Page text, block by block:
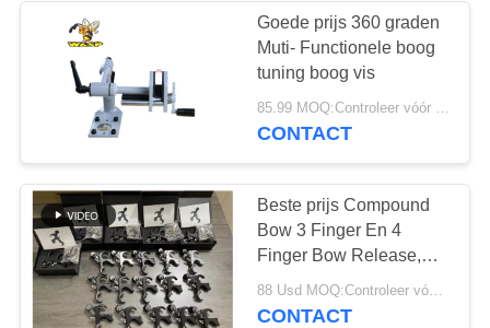
Pijlcomponenten
66
1
Goede prijs 360 graden
Muti- Functionele boog
tuning boog vis
CONTACT
Beste prijs Compound
Bow 3 Finger En 4
Finger Bow Release,
Compound Bow
Release
88 Usd MOQ:Controleer vóór gebruik of het product in goede staat verkeert. Niet gebruiken als er gebreken zijn.
CONTACT